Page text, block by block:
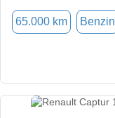
65.000 km Benzin